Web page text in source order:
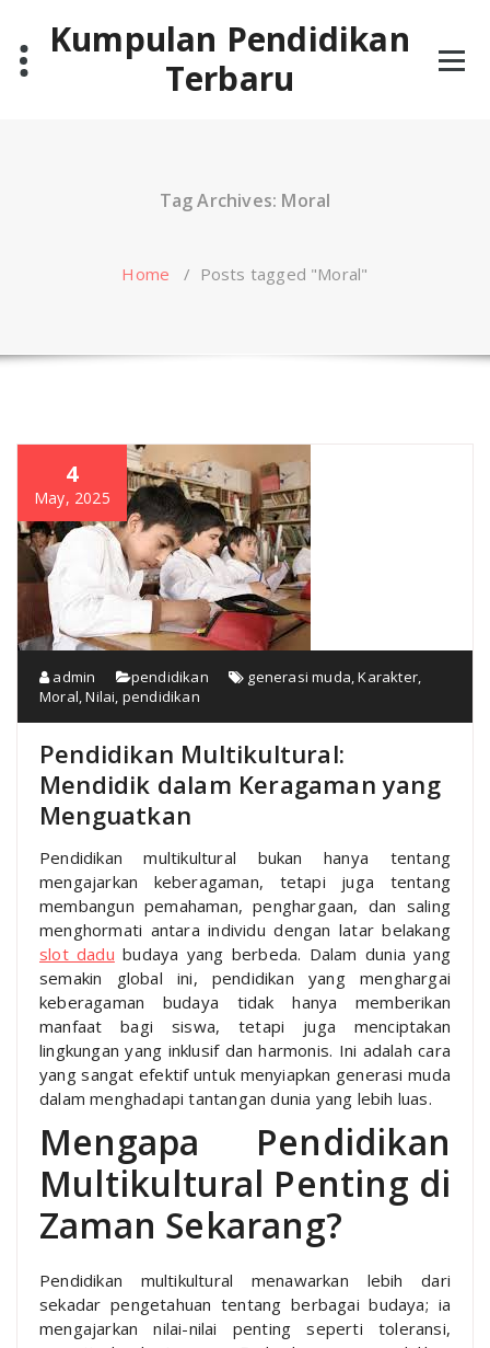
contentKumpulan Pendidikan
Terbaru
Tag Archives: Moral
Home / Posts tagged "Moral"
4
May, 2025
admin pendidikan generasi muda ,Karakter
Moral ,Nilai pendidikan
Pendidikan Multikultural:
Mendidik dalam Keragaman yang
Menguatkan
Pendidikan multikultural bukan hanya tentang
mengajarkan keberagaman, tetapi juga tentang
membangun pemahaman, penghargaan, dan saling
menghormati antara individu dengan latar belakang
slot dadu budaya yang berbeda. Dalam dunia yang
semakin global ini, pendidikan yang menghargai
keberagaman budaya tidak hanya memberikan
manfaat bagi siswa, tetapi juga menciptakan
lingkungan yang inklusif dan harmonis. Ini adalah cara
yang sangat efektif untuk menyiapkan generasi muda
dalam menghadapi tantangan dunia yang lebih luas.
Mengapa Pendidikan
Multikultural Penting di
Zaman Sekarang?
Pendidikan multikultural menawarkan lebih dari
sekadar pengetahuan tentang berbagai budaya; ia
mengajarkan nilai-nilai penting seperti toleransi,